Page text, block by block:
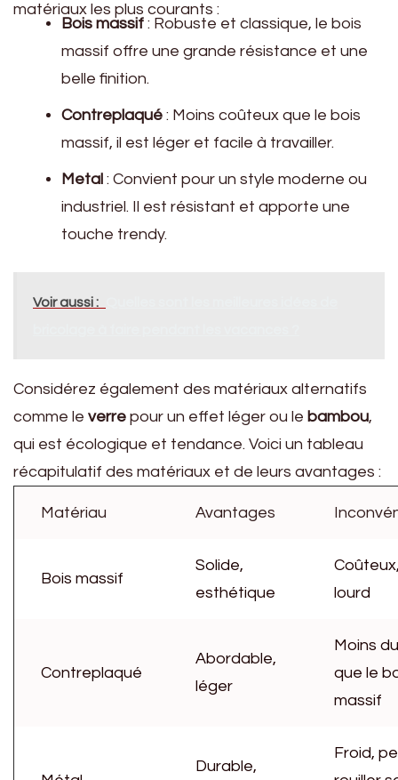
matériaux les plus courants :
Bois massif : Robuste et classique, le bois
massif offre une grande résistance et une
belle finition.
Contreplaqué : Moins coûteux que le bois
massif, il est léger et facile à travailler.
Metal : Convient pour un style moderne ou
industriel. Il est résistant et apporte une
touche trendy.
Voir aussi :
Considérez également des matériaux alternatifs
comme le verre pour un effet léger ou le bambou,
qui est écologique et tendance. Voici un tableau
récapitulatif des matériaux et de leurs avantages :
Matériau Avantages
Bois massif
Solide,
esthétique
lourd
Contreplaqué
Abordable,
léger
Moins
que le
massif
Durable,
Froid,